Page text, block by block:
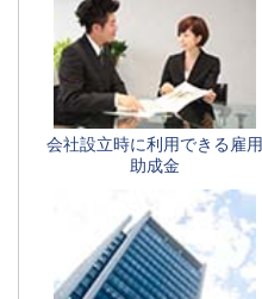
会社設立時に利用できる雇用
助成金